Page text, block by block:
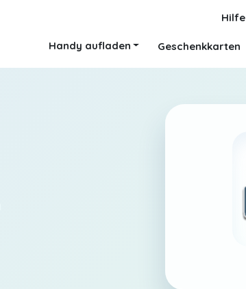
Hilfe
Handy aufladen Geschenkkarten